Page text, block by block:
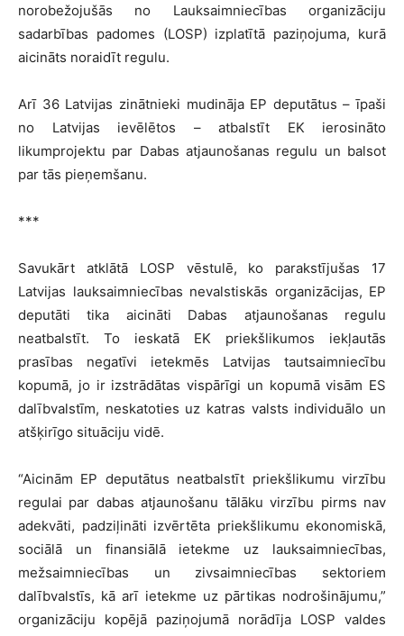
norobežojušās no Lauksaimniecības organizāciju
sadarbības padomes (LOSP) izplatītā paziņojuma, kurā
aicināts noraidīt regulu.
Arī 36 Latvijas zinātnieki mudināja EP deputātus – īpaši
no Latvijas ievēlētos – atbalstīt EK ierosināto
likumprojektu par Dabas atjaunošanas regulu un balsot
par tās pieņemšanu.
***
Savukārt atklātā LOSP vēstulē, ko parakstījušas 17
Latvijas lauksaimniecības nevalstiskās organizācijas, EP
deputāti tika aicināti Dabas atjaunošanas regulu
neatbalstīt. To ieskatā EK priekšlikumos iekļautās
prasības negatīvi ietekmēs Latvijas tautsaimniecību
kopumā, jo ir izstrādātas vispārīgi un kopumā visām ES
dalībvalstīm, neskatoties uz katras valsts individuālo un
atšķirīgo situāciju vidē.
“Aicinām EP deputātus neatbalstīt priekšlikumu virzību
regulai par dabas atjaunošanu tālāku virzību pirms nav
adekvāti, padziļināti izvērtēta priekšlikumu ekonomiskā,
sociālā un finansiālā ietekme uz lauksaimniecības,
mežsaimniecības un zivsaimniecības sektoriem
dalībvalstīs, kā arī ietekme uz pārtikas nodrošinājumu,”
organizāciju kopējā paziņojumā norādīja LOSP valdes